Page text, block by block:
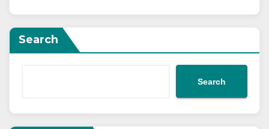
Search
Search